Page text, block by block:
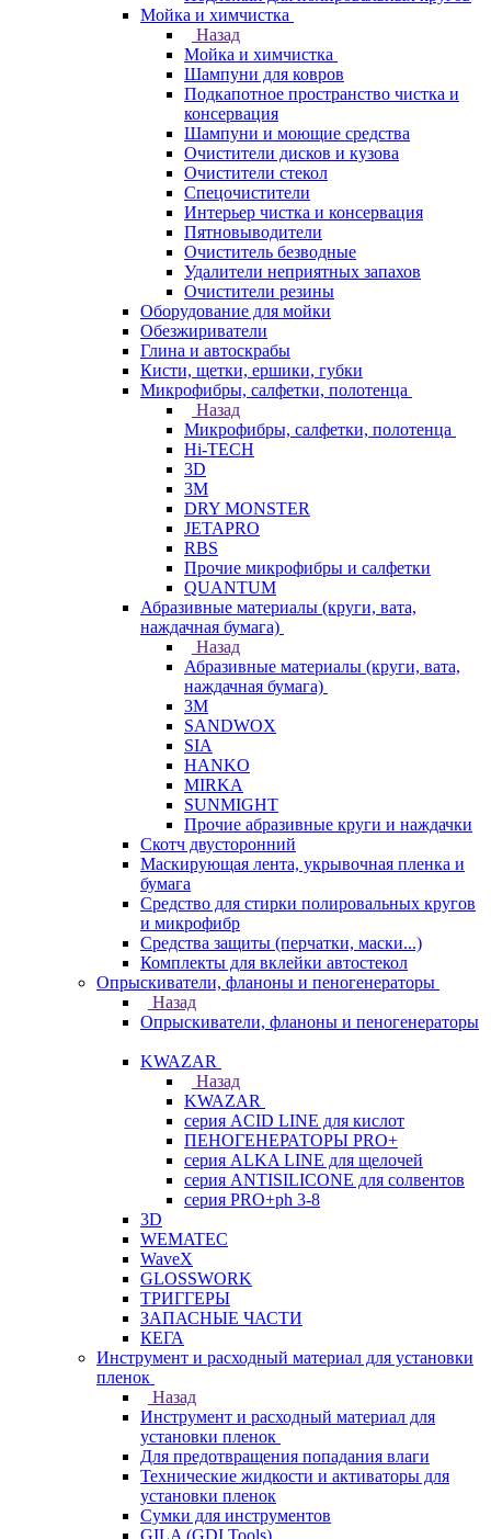
Мойка и химчистка
Назад
Мойка и химчистка
Шампуни для ковров
Подкапотное пространство чистка и
консервация
Шампуни и моющие средства
Очистители дисков и кузова
Очистители стекол
Спецочистители
Интерьер чистка и консервация
Пятновыводители
Очиститель безводные
Удалители неприятных запахов
Очистители резины
Оборудование для мойки
Обезжириватели
Глина и автоскрабы
Кисти, щетки, ершики, губки
Микрофибры, салфетки, полотенца
Назад
Микрофибры, салфетки, полотенца
Hi-TECH
3D
3М
DRY MONSTER
JETAPRO
RBS
Прочие микрофибры и салфетки
QUANTUM
Абразивные материалы (круги, вата,
наждачная бумага)
Назад
Абразивные материалы (круги, вата,
наждачная бумага)
3М
SANDWOX
SIA
HANKO
MIRKA
SUNMIGHT
Прочие абразивные круги и наждачки
Скотч двусторонний
Маскирующая лента, укрывочная пленка и
бумага
Средство для стирки полировальных кругов
и микрофибр
Средства защиты (перчатки, маски...)
Комплекты для вклейки автостекол
Опрыскиватели, фланоны и пеногенераторы
Назад
Опрыскиватели, фланоны и пеногенераторы
KWAZAR
Назад
KWAZAR
серия ACID LINE для кислот
ПЕНОГЕНЕРАТОРЫ PRO+
серия ALKA LINE для щелочей
серия ANTISILICONE для солвентов
серия PRO+ph 3-8
3D
WEMATEC
WaveX
GLOSSWORK
ТРИГГЕРЫ
ЗАПАСНЫЕ ЧАСТИ
КЕГА
Инструмент и расходный материал для установки
пленок
Назад
Инструмент и расходный материал для
установки пленок
Для предотвращения попадания влаги
Технические жидкости и активаторы для
установки пленок
Сумки для инструментов
GILA (GDI Tools)